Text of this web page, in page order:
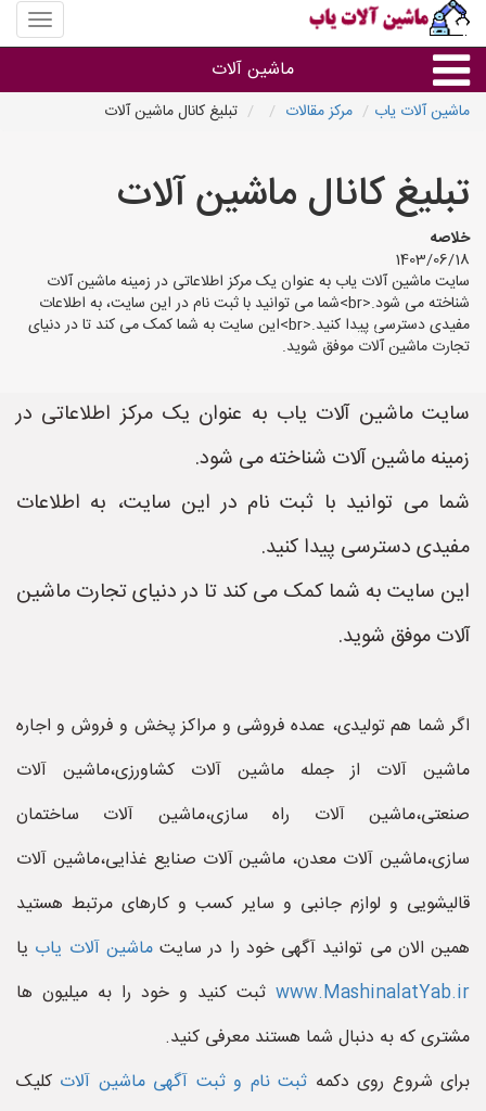
منوی
سایت
آلات
ماشین آلات
سایر گروه ها
ماشین آلات یاب مرکز مقالات تبلیغ کانال ماشین آلات
تبلیغ کانال ماشین آلات
خلاصه
1403/06/18
سایت ماشین آلات یاب به عنوان یک مرکز اطلاعاتی در زمینه ماشین آلات
شناخته می شود.<br>شما می توانید با ثبت نام در این سایت، به اطلاعات
مفیدی دسترسی پیدا کنید.<br>این سایت به شما کمک می کند تا در دنیای
تجارت ماشین آلات موفق شوید.
سایت ماشین آلات یاب به عنوان یک مرکز اطلاعاتی در
زمینه ماشین آلات شناخته می شود.
شما می توانید با ثبت نام در این سایت، به اطلاعات
مفیدی دسترسی پیدا کنید.
این سایت به شما کمک می کند تا در دنیای تجارت ماشین
آلات موفق شوید.
اگر شما هم تولیدی، عمده فروشی و مراکز پخش و فروش و اجاره
ماشین آلات از جمله ماشین آلات کشاورزی،ماشین آلات
صنعتی،ماشین آلات راه سازی،ماشین آلات ساختمان
سازی،ماشین آلات معدن، ماشین آلات صنایع غذایی،ماشین آلات
قالیشویی و لوازم جانبی و سایر کسب و کارهای مرتبط هستید
همین الان می توانید آگهی خود را در سایتماشین آلات یاب یا
www.MashinalatYab.ir ثبت کنید و خود را به میلیون ها
مشتری که به دنبال شما هستند معرفی کنید.
برای شروع روی دکمه ثبت نام و ثبت آگهی ماشین آلات کلیک